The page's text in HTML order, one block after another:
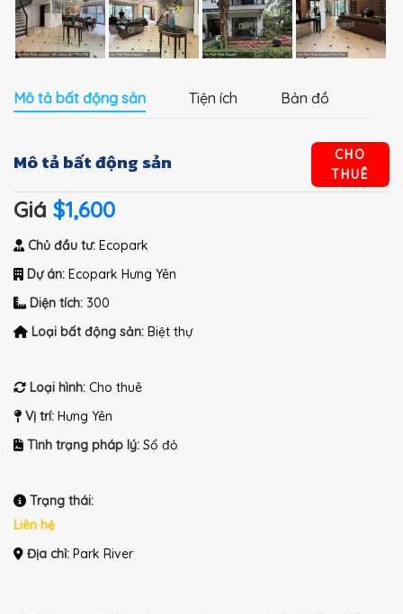
Mô tả bất động sản Tiện ích Bản đồ
Mô tả bất động sản
CHO
THUÊ
Giá $1,600
Chủ đầu tư: Ecopark
Dự án: Ecopark Hưng Yên
Diện tích: 300
Loại bất động sản: Biệt thự
Loại hình: Cho thuê
Vị trí: Hưng Yên
Tình trạng pháp lý: Sổ đỏ
Trạng thái:
Liên hệ
Địa chỉ: Park River